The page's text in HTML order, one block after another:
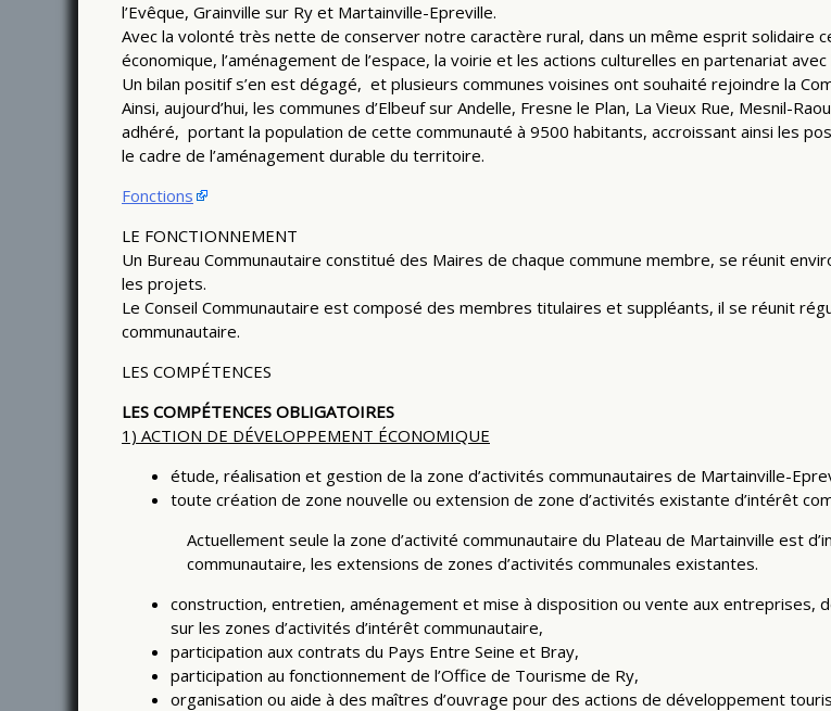
l’Evêque, Grainville sur Ry et Martainville-Epreville.
Avec la volonté très nette de conserver notre caractère rural, dans un même esprit solidaire
économique, l’aménagement de l’espace, la voirie et les actions culturelles en partenariat
Un bilan positif s’en est dégagé, et plusieurs communes voisines ont souhaité rejoindre la
Ainsi, aujourd’hui, les communes d’Elbeuf sur Andelle, Fresne le Plan, La Vieux Rue, Mesnil-
adhéré, portant la population de cette communauté à 9500 habitants, accroissant ainsi les
le cadre de l’aménagement durable du territoire.
Fonctions
LE FONCTIONNEMENT
Un Bureau Communautaire constitué des Maires de chaque commune membre, se réunit
les projets.
Le Conseil Communautaire est composé des membres titulaires et suppléants, il se réunit
communautaire.
LES COMPÉTENCES
LES COMPÉTENCES OBLIGATOIRES
1) ACTION DE DÉVELOPPEMENT ÉCONOMIQUE
étude, réalisation et gestion de la zone d’activités communautaires de Martainville-
toute création de zone nouvelle ou extension de zone d’activités existante d’intérêt
Actuellement seule la zone d’activité communautaire du Plateau de Martainville est
communautaire, les extensions de zones d’activités communales existantes.
construction, entretien, aménagement et mise à disposition ou vente aux entreprises,
sur les zones d’activités d’intérêt communautaire,
participation aux contrats du Pays Entre Seine et Bray,
participation au fonctionnement de l’Office de Tourisme de Ry,
organisation ou aide à des maîtres d’ouvrage pour des actions de développement